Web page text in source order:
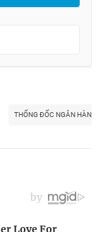
THỐNG ĐỐC NGÂN HÀNG